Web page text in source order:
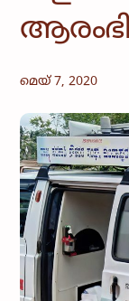
മെയ്‌ 7, 2020